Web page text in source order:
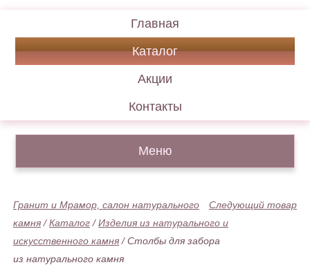
Главная
Каталог
Акции
Контакты
Меню
Следующий товар
Гранит и Мрамор, салон натурального
камня /Каталог /Изделия из натурального и
искусственного камня /Столбы для забора
из натурального камня